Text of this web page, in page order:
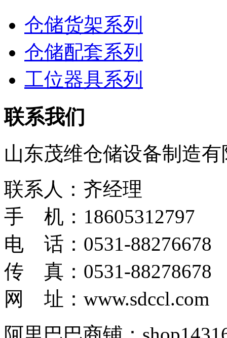
仓储货架系列
仓储配套系列
工位器具系列
联系我们
山东茂维仓储设备制造
联系人：齐经理
手 机：18605312797
电 话：0531-88276678
传 真：0531-88278678
网 址：www.sdccl.com